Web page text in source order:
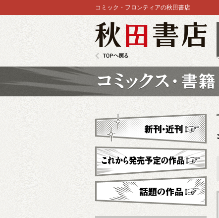
コミック・フロンティアの秋田書店
新刊・近刊
これから発売予定